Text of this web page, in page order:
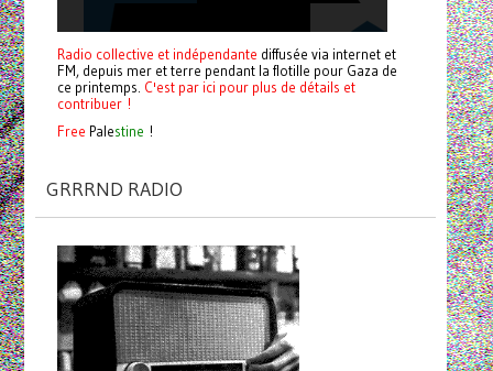
Radio collective et indépendante diffusée via internet et
FM, depuis mer et terre pendant la flotille pour Gaza de
ce printemps. C'est par ici pour plus de détails et
contribuer !
Free Palestine !
GRRRND RADIO